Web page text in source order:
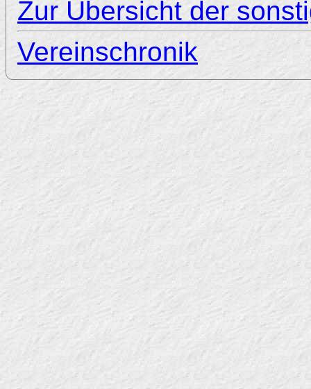
Zur Übersicht der
Vereinschronik